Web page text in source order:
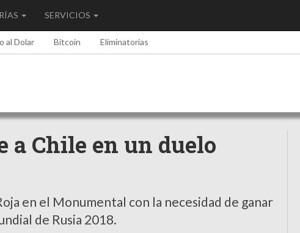
SERVICIOS
al Dolar Bitcoin Eliminatorias
a Chile en un duelo
en el Monumental con la necesidad de ganar
de Rusia 2018.